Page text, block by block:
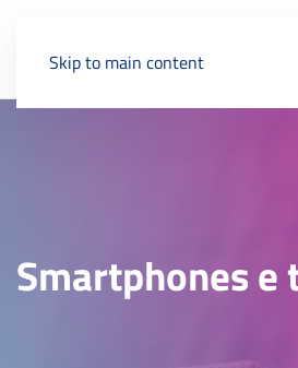
Skip to main content
Smartphones e